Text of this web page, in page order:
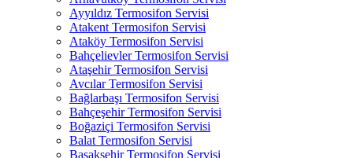
Ayyıldız Termosifon Servisi
Atakent Termosifon Servisi
Ataköy Termosifon Servisi
Bahçelievler Termosifon Servisi
Ataşehir Termosifon Servisi
Avcılar Termosifon Servisi
Bağlarbaşı Termosifon Servisi
Bahçeşehir Termosifon Servisi
Boğaziçi Termosifon Servisi
Balat Termosifon Servisi
Başakşehir Termosifon Servisi